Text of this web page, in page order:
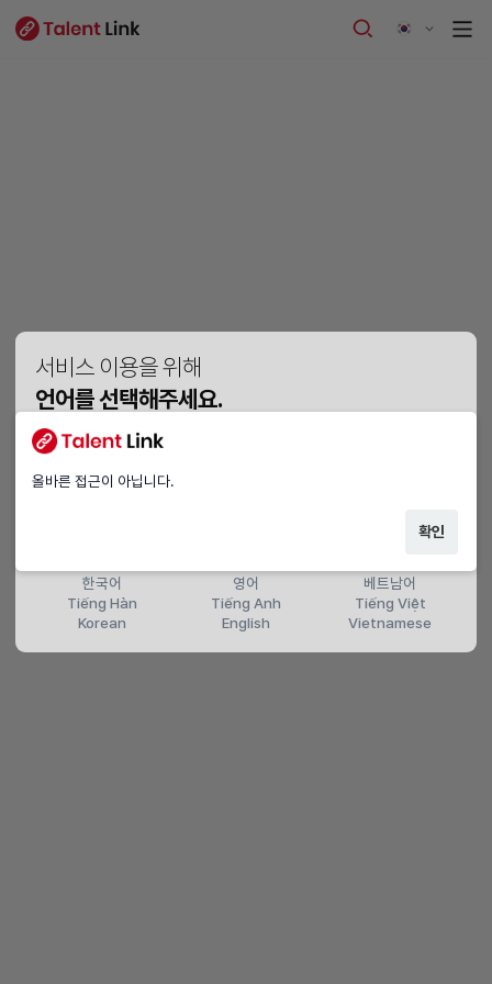
서비스 이용을 위해
언어를 선택해주세요.
Vui lòng chọn ngôn ngữ.
Please choose a language.
한국어
Tiếng Hàn
Korean
영어
Tiếng Anh
English
베트남어
Tiếng Việt
Vietnamese
올바른 접근이 아닙니다.
확인